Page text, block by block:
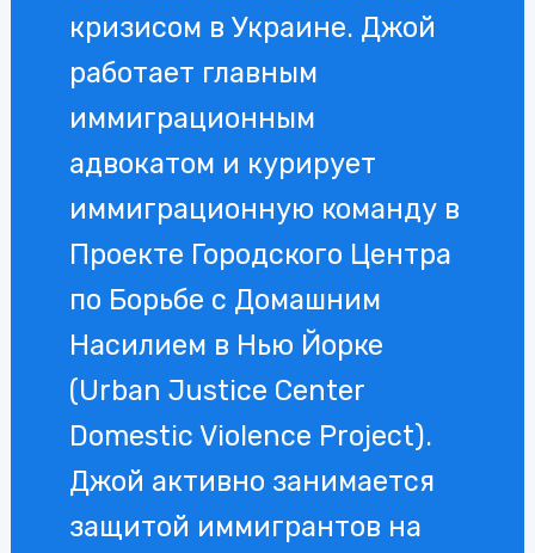
кризисом в Украине. Джой
работает главным
иммиграционным
адвокатом и курирует
иммиграционную команду в
Проекте Городского Центра
по Борьбе с Домашним
Насилием в Нью Йорке
(Urban Justice Center
Domestic Violence Project).
Джой активно занимается
защитой иммигрантов на